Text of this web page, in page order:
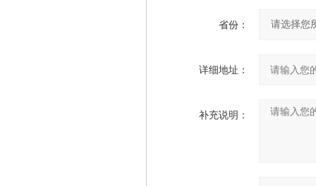
省份：
详细地址：
补充说明：